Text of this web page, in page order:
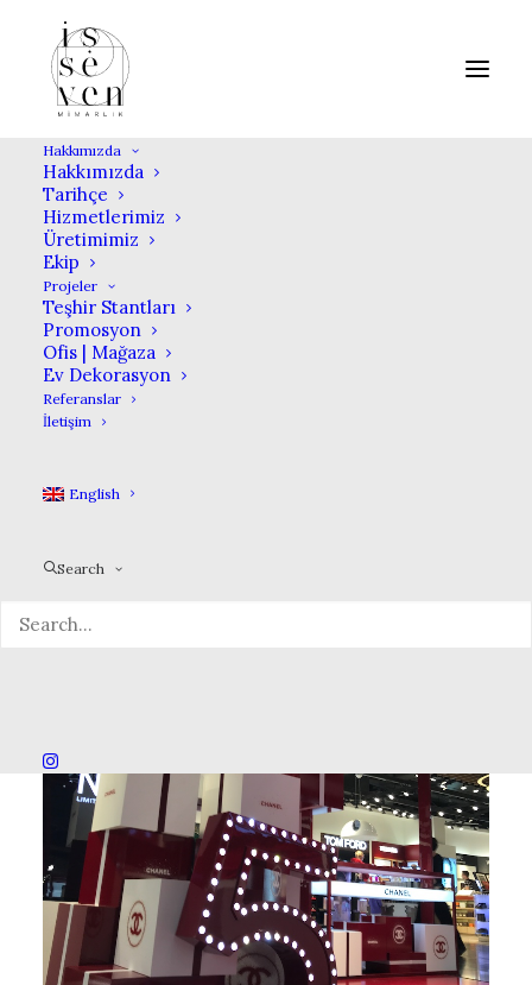
Hakkımızda
Hakkımızda
Tarihçe
Hizmetlerimiz
Üretimimiz
Ekip
Projeler
Teşhir Stantları
Promosyon
Ofis | Mağaza
Ev Dekorasyon
Referanslar
İletişim
English
Search
INEVENT PODIUMS
ATATURK AIRPORT 2017